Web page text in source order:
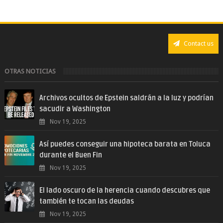
Contact us
OTRAS NOTICIAS
Archivos ocultos de Epstein saldrán a la luz y podrían
sacudir a Washington
Nov 19, 2025
Así puedes conseguir una hipoteca barata en Toluca
durante el Buen Fin
Nov 19, 2025
El lado oscuro de la herencia cuando descubres que
también te tocan las deudas
Nov 19, 2025